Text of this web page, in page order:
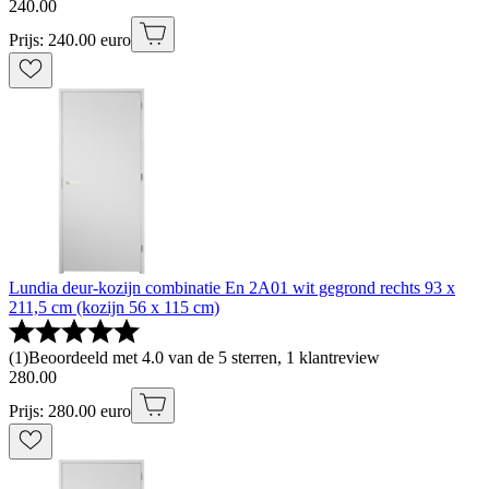
240.00
Prijs: 240.00 euro
Lundia deur-kozijn combinatie En 2A01 wit gegrond rechts 93 x
211,5 cm (kozijn 56 x 115 cm)
(1)Beoordeeld met 4.0 van de 5 sterren, 1 klantreview
280.00
Prijs: 280.00 euro